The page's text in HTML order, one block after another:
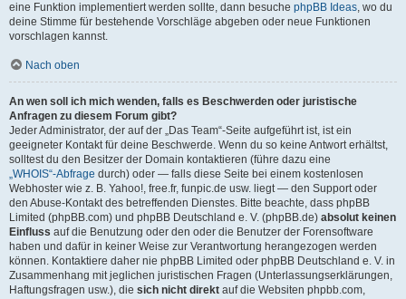
eine Funktion implementiert werden sollte, dann besuche phpBB Ideas, wo du
deine Stimme für bestehende Vorschläge abgeben oder neue Funktionen
vorschlagen kannst.
Nach oben
An wen soll ich mich wenden, falls es Beschwerden oder juristische
Anfragen zu diesem Forum gibt?
Jeder Administrator, der auf der „Das Team“-Seite aufgeführt ist, ist ein
geeigneter Kontakt für deine Beschwerde. Wenn du so keine Antwort erhältst,
solltest du den Besitzer der Domain kontaktieren (führe dazu eine
„WHOIS“-Abfrage durch) oder — falls diese Seite bei einem kostenlosen
Webhoster wie z. B. Yahoo!, free.fr, funpic.de usw. liegt — den Support oder
den Abuse-Kontakt des betreffenden Dienstes. Bitte beachte, dass phpBB
Limited (phpBB.com) und phpBB Deutschland e. V. (phpBB.de) absolut keinen
Einfluss auf die Benutzung oder den oder die Benutzer der Forensoftware
haben und dafür in keiner Weise zur Verantwortung herangezogen werden
können. Kontaktiere daher nie phpBB Limited oder phpBB Deutschland e. V. in
Zusammenhang mit jeglichen juristischen Fragen (Unterlassungserklärungen,
Haftungsfragen usw.), die sich nicht direkt auf die Websiten phpbb.com,